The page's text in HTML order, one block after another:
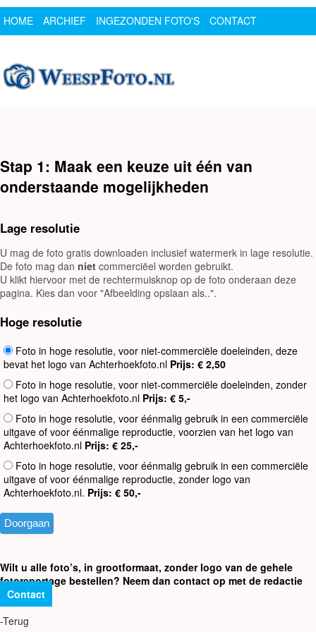
HOME ARCHIEF INGEZONDEN FOTO'S
CONTACT
Stap 1: Maak een keuze uit één van
onderstaande mogelijkheden
Lage resolutie
U mag de foto gratis downloaden inclusief watermerk in lage resolutie.
De foto mag dan niet commerciëel worden gebruikt.
U klikt hiervoor met de rechtermuisknop op de foto onderaan deze
pagina. Kies dan voor "Afbeelding opslaan als..".
Hoge resolutie
Foto in hoge resolutie, voor niet-commerciële doeleinden, deze
bevat het logo van Achterhoekfoto.nl Prijs: € 2,50
Foto in hoge resolutie, voor niet-commerciële doeleinden, zonder
het logo van Achterhoekfoto.nl Prijs: € 5,-
Foto in hoge resolutie, voor éénmalig gebruik in een commerciële
uitgave of voor éénmalige reproductie, voorzien van het logo van
Achterhoekfoto.nl Prijs: € 25,-
Foto in hoge resolutie, voor éénmalig gebruik in een commerciële
uitgave of voor éénmalige reproductie, zonder logo van
Achterhoekfoto.nl. Prijs: € 50,-
Wilt u alle foto’s, in grootformaat, zonder logo van de gehele
fotoreportage bestellen? Neem dan contact op met de redactie
Contact
-Terug